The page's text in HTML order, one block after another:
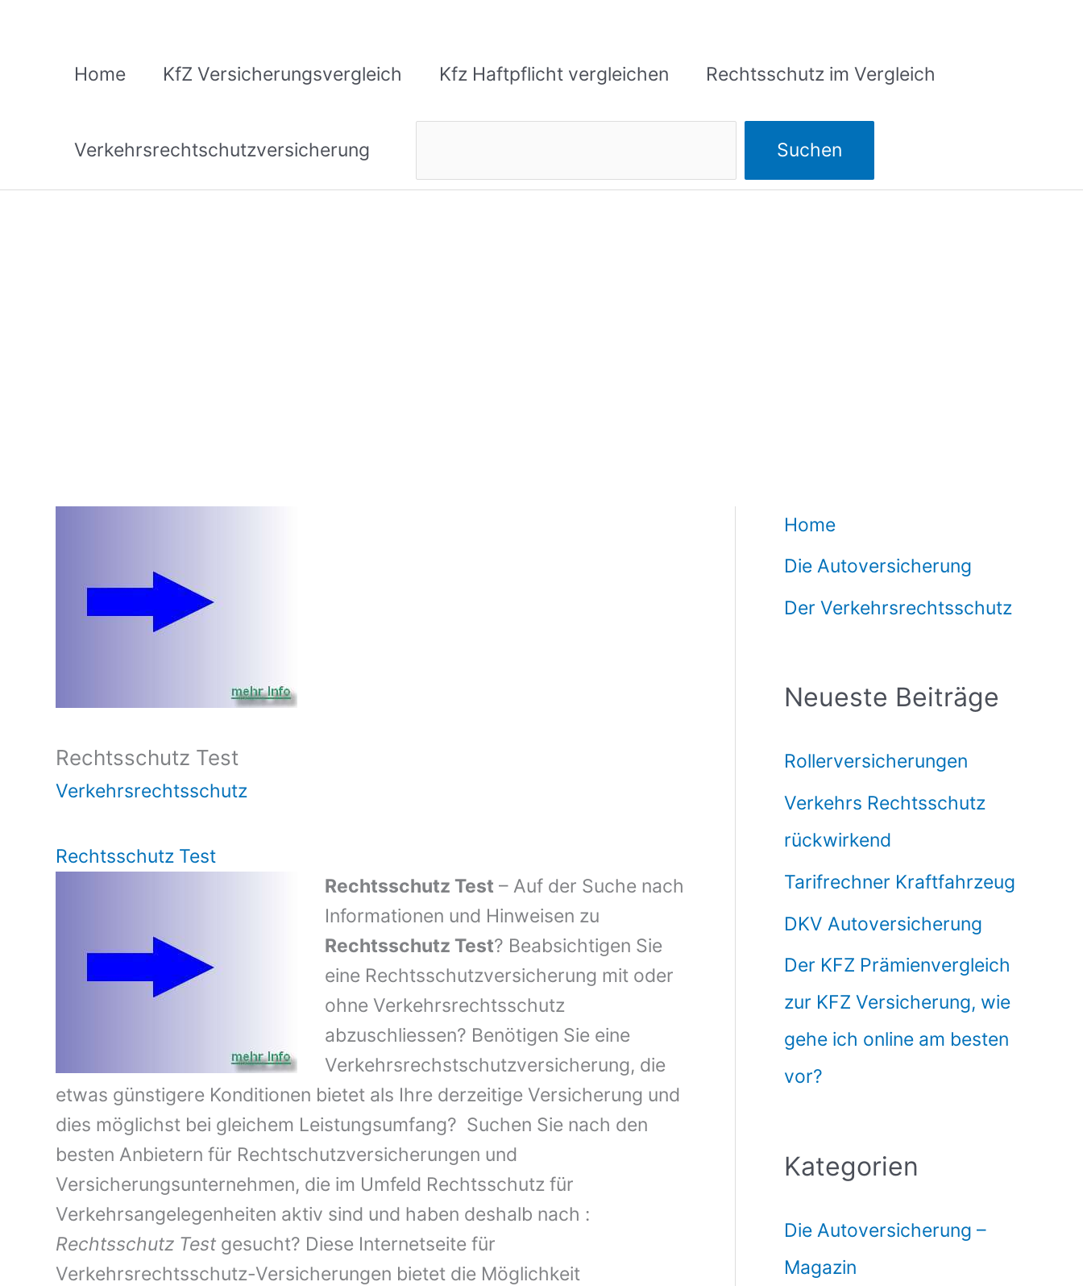
Home KfZ Versicherungsvergleich Kfz Haftpflicht vergleichen Rechtsschutz im Vergleich
Verkehrsrechtschutzversicherung Suchen
Rechtsschutz Test
Verkehrsrechtsschutz
Rechtsschutz Test
Rechtsschutz Test – Auf der Suche nach
Informationen und Hinweisen zu
Rechtsschutz Test? Beabsichtigen Sie
eine Rechtsschutzversicherung mit oder
ohne Verkehrsrechtsschutz
abzuschliessen? Benötigen Sie eine
Verkehrsrechstschutzversicherung, die
etwas günstigere Konditionen bietet als Ihre derzeitige Versicherung und
dies möglichst bei gleichem Leistungsumfang? Suchen Sie nach den
besten Anbietern für Rechtschutzversicherungen und
Versicherungsunternehmen, die im Umfeld Rechtsschutz für
Verkehrsangelegenheiten aktiv sind und haben deshalb nach :
Rechtsschutz Test gesucht? Diese Internetseite für
Verkehrsrechtsschutz-Versicherungen bietet die Möglichkeit
Home
Die Autoversicherung
Der Verkehrsrechtsschutz
Neueste Beiträge
Rollerversicherungen
Verkehrs Rechtsschutz
rückwirkend
Tarifrechner Kraftfahrzeug
DKV Autoversicherung
Der KFZ Prämienvergleich
zur KFZ Versicherung, wie
gehe ich online am besten
vor?
Kategorien
Die Autoversicherung –
Magazin